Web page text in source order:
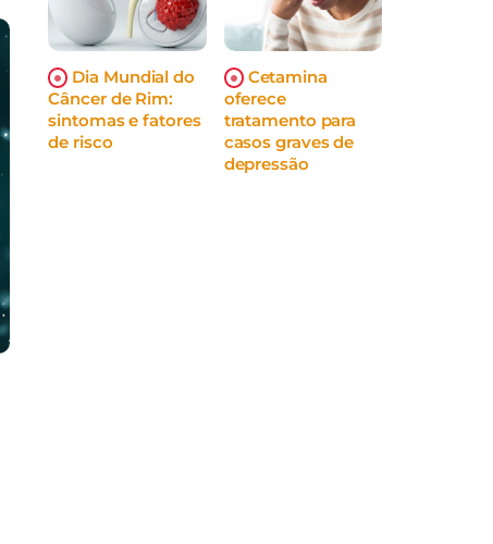
Dia Mundial do
Câncer de Rim:
sintomas e fatores
de risco
Cetamina
oferece
tratamento para
casos graves de
depressão